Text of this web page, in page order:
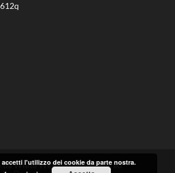
White Web Design | Powered
l'utilizzo dei cookie da parte nostra.